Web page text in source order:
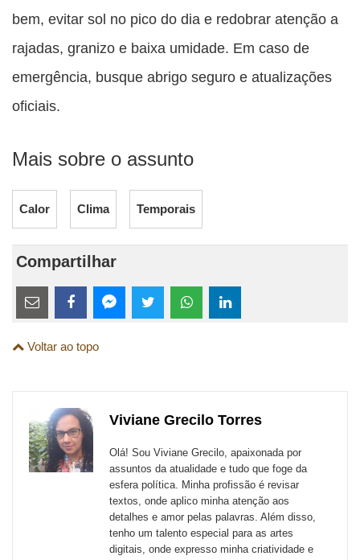
bem, evitar sol no pico do dia e redobrar atenção a
rajadas, granizo e baixa umidade. Em caso de
emergência, busque abrigo seguro e atualizações
oficiais.
Mais sobre o assunto
Calor Clima Temporais
Compartilhar
Estes
links
são
sites
externos
esta
Email
esta
FacebookMessenger
TwitterWhatsApp
LinkedIn
Voltar ao topo
Viviane Grecilo Torres
Olá! Sou Viviane Grecilo, apaixonada por
assuntos da atualidade e tudo que foge da
esfera política. Minha profissão é revisar
textos, onde aplico minha atenção aos
detalhes e amor pelas palavras. Além disso,
tenho um talento especial para as artes
digitais, onde expresso minha criatividade e